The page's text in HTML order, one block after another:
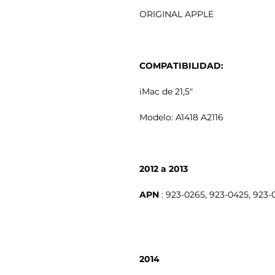
ORIGINAL APPLE
COMPATIBILIDAD:
iMac de 21,5"
Modelo: A1418 A2116
2012 a 2013
APN
2014